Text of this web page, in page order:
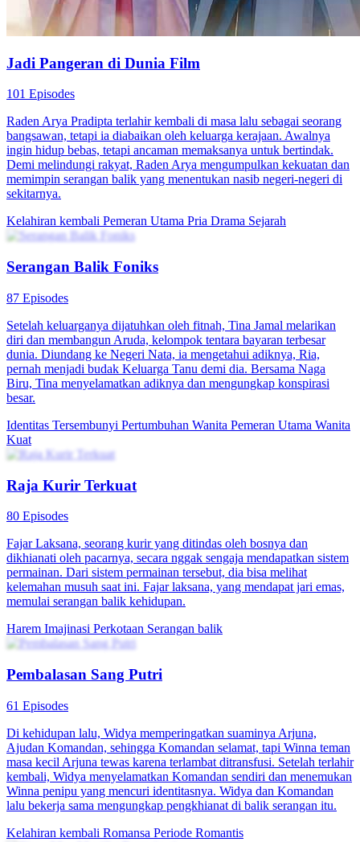
Jadi Pangeran di Dunia Film
101 Episodes
Raden Arya Pradipta terlahir kembali di masa lalu sebagai seorang
bangsawan, tetapi ia diabaikan oleh keluarga kerajaan. Awalnya
ingin hidup bebas, tetapi ancaman memaksanya untuk bertindak.
Demi melindungi rakyat, Raden Arya mengumpulkan kekuatan dan
memimpin serangan balik yang menentukan nasib negeri-negeri di
sekitarnya.
Kelahiran kembali Pemeran Utama Pria Drama Sejarah
Serangan Balik Foniks
87 Episodes
Setelah keluarganya dijatuhkan oleh fitnah, Tina Jamal melarikan
diri dan membangun Aruda, kelompok tentara bayaran terbesar
dunia. Diundang ke Negeri Nata, ia mengetahui adiknya, Ria,
pernah menjadi budak Keluarga Tanu demi dia. Bersama Naga
Biru, Tina menyelamatkan adiknya dan mengungkap konspirasi
besar.
Identitas Tersembunyi Pertumbuhan Wanita Pemeran Utama Wanita
Kuat
Raja Kurir Terkuat
80 Episodes
Fajar Laksana, seorang kurir yang ditindas oleh bosnya dan
dikhianati oleh pacarnya, secara nggak sengaja mendapatkan sistem
permainan. Dari sistem permainan tersebut, dia bisa melihat
kelemahan musuh saat ini. Fajar laksana, yang mendapat jari emas,
memulai serangan balik kehidupan.
Harem Imajinasi Perkotaan Serangan balik
Pembalasan Sang Putri
61 Episodes
Di kehidupan lalu, Widya memperingatkan suaminya Arjuna,
Ajudan Komandan, sehingga Komandan selamat, tapi Winna teman
masa kecil Arjuna tewas karena terlambat ditransfusi. Setelah terlahir
kembali, Widya menyelamatkan Komandan sendiri dan menemukan
Winna penipu yang mencuri identitasnya. Widya dan Komandan
lalu bekerja sama mengungkap pengkhianat di balik serangan itu.
Kelahiran kembali Romansa Periode Romantis